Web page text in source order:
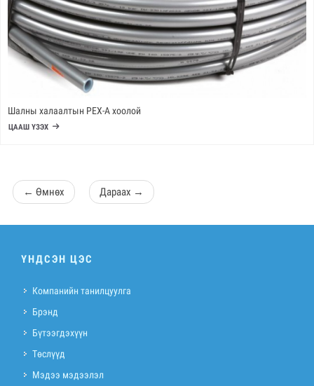
Шалны халаалтын PEX-A хоолой
ЦААШ ҮЗЭХ
← Өмнөх Дараах →
ҮНДСЭН ЦЭС
Компанийн танилцуулга
Брэнд
Бүтээгдэхүүн
Төслүүд
Мэдээ мэдээлэл